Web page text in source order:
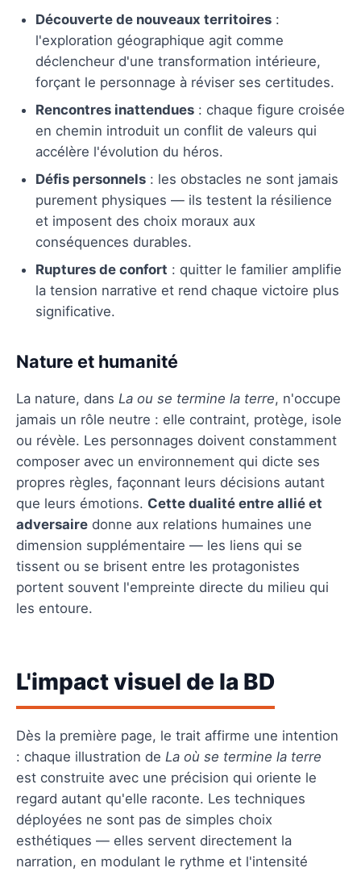
Découverte de nouveaux territoires :
l'exploration géographique agit comme
déclencheur d'une transformation intérieure,
forçant le personnage à réviser ses certitudes.
Rencontres inattendues : chaque figure croisée
en chemin introduit un conflit de valeurs qui
accélère l'évolution du héros.
Défis personnels : les obstacles ne sont jamais
purement physiques — ils testent la résilience
et imposent des choix moraux aux
conséquences durables.
Ruptures de confort : quitter le familier amplifie
la tension narrative et rend chaque victoire plus
significative.
Nature et humanité
La nature, dans La ou se termine la terre, n'occupe
jamais un rôle neutre : elle contraint, protège, isole
ou révèle. Les personnages doivent constamment
composer avec un environnement qui dicte ses
propres règles, façonnant leurs décisions autant
que leurs émotions. Cette dualité entre allié et
adversaire donne aux relations humaines une
dimension supplémentaire — les liens qui se
tissent ou se brisent entre les protagonistes
portent souvent l'empreinte directe du milieu qui
les entoure.
L'impact visuel de la BD
Dès la première page, le trait affirme une intention
: chaque illustration de La où se termine la terre
est construite avec une précision qui oriente le
regard autant qu'elle raconte. Les techniques
déployées ne sont pas de simples choix
esthétiques — elles servent directement la
narration, en modulant le rythme et l'intensité